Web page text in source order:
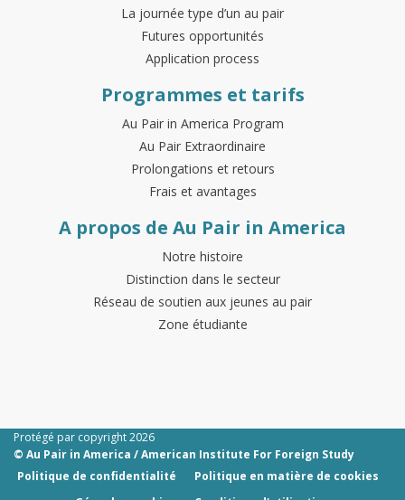
La journée type d’un au pair
Futures opportunités
Application process
Programmes et tarifs
Au Pair in America Program
Au Pair Extraordinaire
Prolongations et retours
Frais et avantages
A propos de Au Pair in America
Notre histoire
Distinction dans le secteur
Réseau de soutien aux jeunes au pair
Zone étudiante
Protégé par copyright 2026
© Au Pair in America / American Institute For Foreign Study
Politique de confidentialité
Politique en matière de cookies